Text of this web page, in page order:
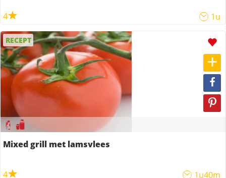
4 1u
RECEPT
Mixed grill met lamsvlees
4 1u40m